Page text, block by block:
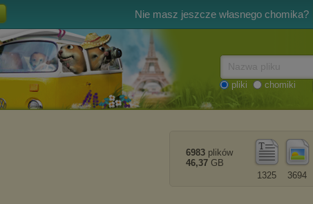
Nie masz jeszcze własnego chomika?
pliki chomiki
3694
1325
6983 plików
46,37 GB